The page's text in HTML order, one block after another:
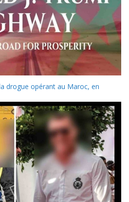
drogue opérant au Maroc, en